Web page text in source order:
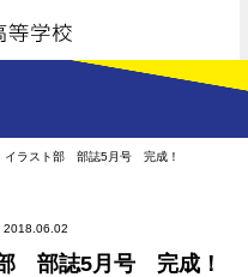
イラスト部 部誌5月号 完成！
2018.06.02
部誌5月号 完成！